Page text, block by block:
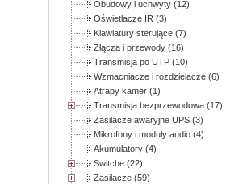
Obudowy i uchwyty (12)
Oświetlacze IR (3)
Klawiatury sterujące (7)
Złącza i przewody (16)
Transmisja po UTP (10)
Wzmacniacze i rozdzielacze (6)
Atrapy kamer (1)
Transmisja bezprzewodowa (17)
Zasilacze awaryjne UPS (3)
Mikrofony i moduły audio (4)
Akumulatory (4)
Switche (22)
Zasilacze (59)